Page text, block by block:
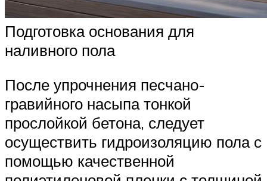
Подготовка основания для
наливного пола
После упрочнения песчано-
гравийного насыпа тонкой
прослойкой бетона, следует
осуществить гидроизоляцию пола с
помощью качественной